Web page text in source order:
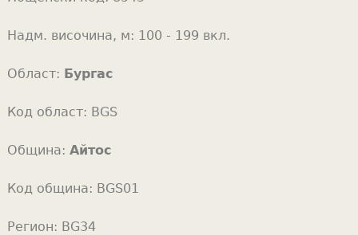
Надм. височина, м: 100 - 199 вкл.
Област: Бургас
Код област: BGS
Община: Айтос
Код община: BGS01
Регион: BG34